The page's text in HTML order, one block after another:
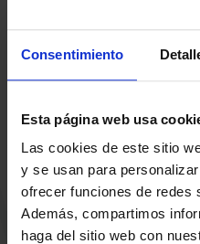
Consentimiento
Esta página web usa
Las cookies de este sitio
y se usan para
ofrecer funciones de redes
Además, compartimos
haga del sitio web con
Egin bat gure harmaila
azken albiste eta promozioen
Baskoniaren Pribatutasun
Baskoniaren jarduerei,
eta/edo sustapenei buruzko
DENDA OFIZIALA BASKONIA
SARRERAK